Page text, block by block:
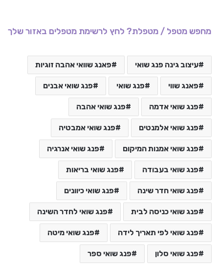
מחפש מטפל / מטפלת? לחץ לרשימת מטפלים באזור שלך
עיצוב גינה פנג שואי פאנג שוואי אהבה זוגיות
פאנג שווי פנג שואי פנג שואי אבנים
פנג שואי אדמה פנג שואי אהבה
פנג שואי אלמנטים פנג שואי אמבטיה
פנג שואי אמנות המיקום פנג שואי אנרגיה
פנג שואי בעבודה פנג שואי בריאות
פנג שואי חדר שינה פנג שואי כיוונים
פנג שואי כניסה לבית פנג שואי לחדר השינה
פנג שואי לפי תאריך לידה פנג שואי מיטה
פנג שואי סלון פנג שואי ספר